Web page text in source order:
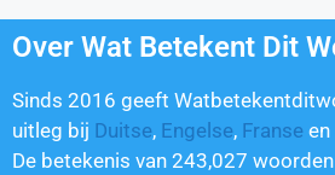
Over Wat Betekent Dit
Sinds 2016 geeft
uitleg bij Duitse, Engelse, Franse en
De betekenis van 243,027